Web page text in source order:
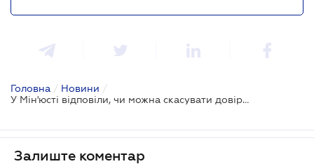
Головна / Новини /
У Мін'юсті відповіли, чи можна скасувати довіреність
Залиште коментар